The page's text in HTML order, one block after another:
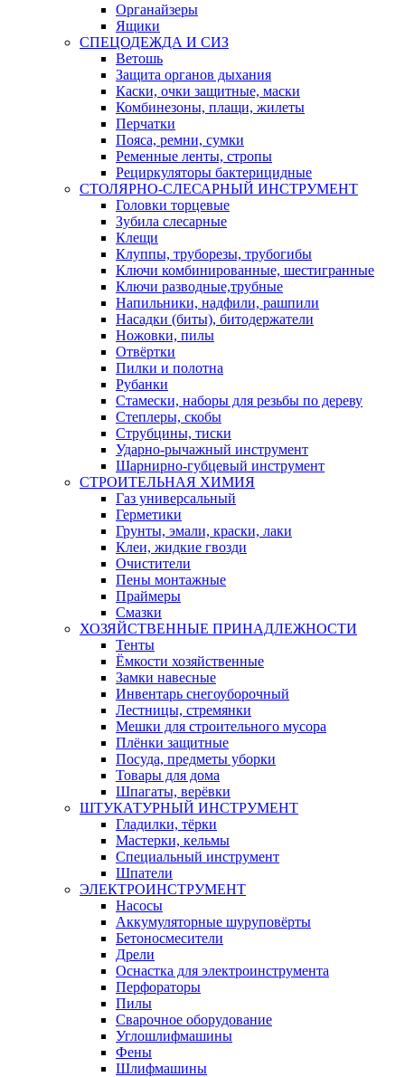
Органайзеры
Ящики
СПЕЦОДЕЖДА И СИЗ
Ветошь
Защита органов дыхания
Каски, очки защитные, маски
Комбинезоны, плащи, жилеты
Перчатки
Пояса, ремни, сумки
Ременные ленты, стропы
Рециркуляторы бактерицидные
СТОЛЯРНО-СЛЕСАРНЫЙ ИНСТРУМЕНТ
Головки торцевые
Зубила слесарные
Клещи
Клуппы, труборезы, трубогибы
Ключи комбинированные, шестигранные
Ключи разводные,трубные
Напильники, надфили, рашпили
Насадки (биты), битодержатели
Ножовки, пилы
Отвёртки
Пилки и полотна
Рубанки
Стамески, наборы для резьбы по дереву
Степлеры, скобы
Струбцины, тиски
Ударно-рычажный инструмент
Шарнирно-губцевый инструмент
СТРОИТЕЛЬНАЯ ХИМИЯ
Газ универсальный
Герметики
Грунты, эмали, краски, лаки
Клеи, жидкие гвозди
Очистители
Пены монтажные
Праймеры
Смазки
ХОЗЯЙСТВЕННЫЕ ПРИНАДЛЕЖНОСТИ
Тенты
Ёмкости хозяйственные
Замки навесные
Инвентарь снегоуборочный
Лестницы, стремянки
Мешки для строительного мусора
Плёнки защитные
Посуда, предметы уборки
Товары для дома
Шпагаты, верёвки
ШТУКАТУРНЫЙ ИНСТРУМЕНТ
Гладилки, тёрки
Мастерки, кельмы
Специальный инструмент
Шпатели
ЭЛЕКТРОИНСТРУМЕНТ
Насосы
Аккумуляторные шуруповёрты
Бетоносмесители
Дрели
Оснастка для электроинструмента
Перфораторы
Пилы
Сварочное оборудование
Углошлифмашины
Фены
Шлифмашины